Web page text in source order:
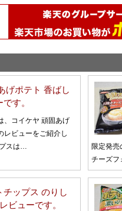
げポテト 香ばし
す。
、コイケヤ 頑固あげ
レビューをご紹介し
スは…
限定発売
チーズ
チップス のりし
ビューです。